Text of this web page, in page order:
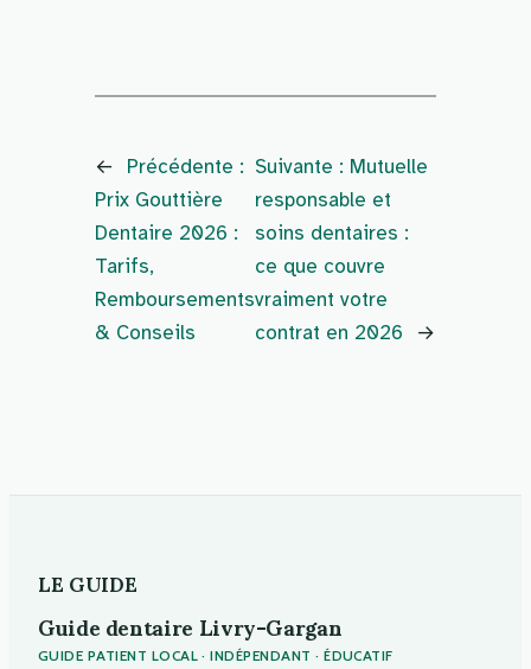
←
Précédente :
Prix Gouttière
Dentaire 2026 :
Tarifs,
Remboursements
& Conseils
Suivante : Mutuelle
responsable et
soins dentaires :
ce que couvre
vraiment votre
contrat en 2026
→
LE GUIDE
Guide dentaire Livry-Gargan
GUIDE PATIENT LOCAL · INDÉPENDANT · ÉDUCATIF